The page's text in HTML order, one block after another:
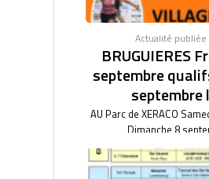
Actualité
BRUGUIERES
septembre
septembre
AU Parc de XERACO
Dimanche 8